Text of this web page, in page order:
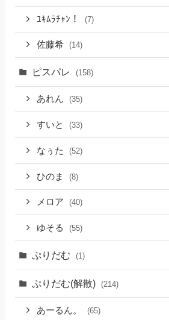
ﾕｷﾑﾗﾁｬﾝ！ (7)
佐藤希 (14)
ピスパレ (158)
あれん (35)
すいと (33)
なぅた (52)
ひのま (8)
メロア (40)
ゆそる (55)
ぷりだむ (1)
ぷりだむ(解散) (214)
あーるん。 (65)